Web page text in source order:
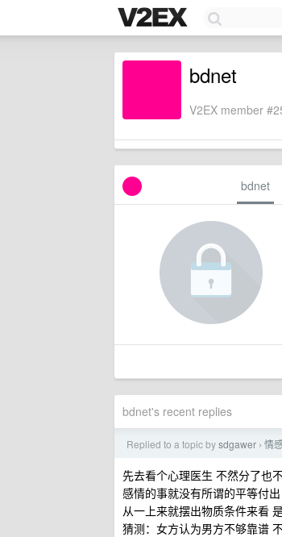
bdnet
V2EX member
bdnet
bdnet's recent replies
Replied to a topic bysdgawer › 情
先去看个心理医生 不然分了也
感情的事就没有所谓的平等付
从一上来就摆出物质条件来看
猜测：女方认为男方不够靠谱